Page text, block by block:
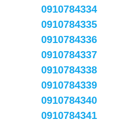
0910784334
0910784335
0910784336
0910784337
0910784338
0910784339
0910784340
0910784341